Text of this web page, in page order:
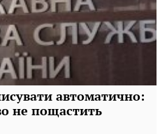
автоматично:
не пощастить